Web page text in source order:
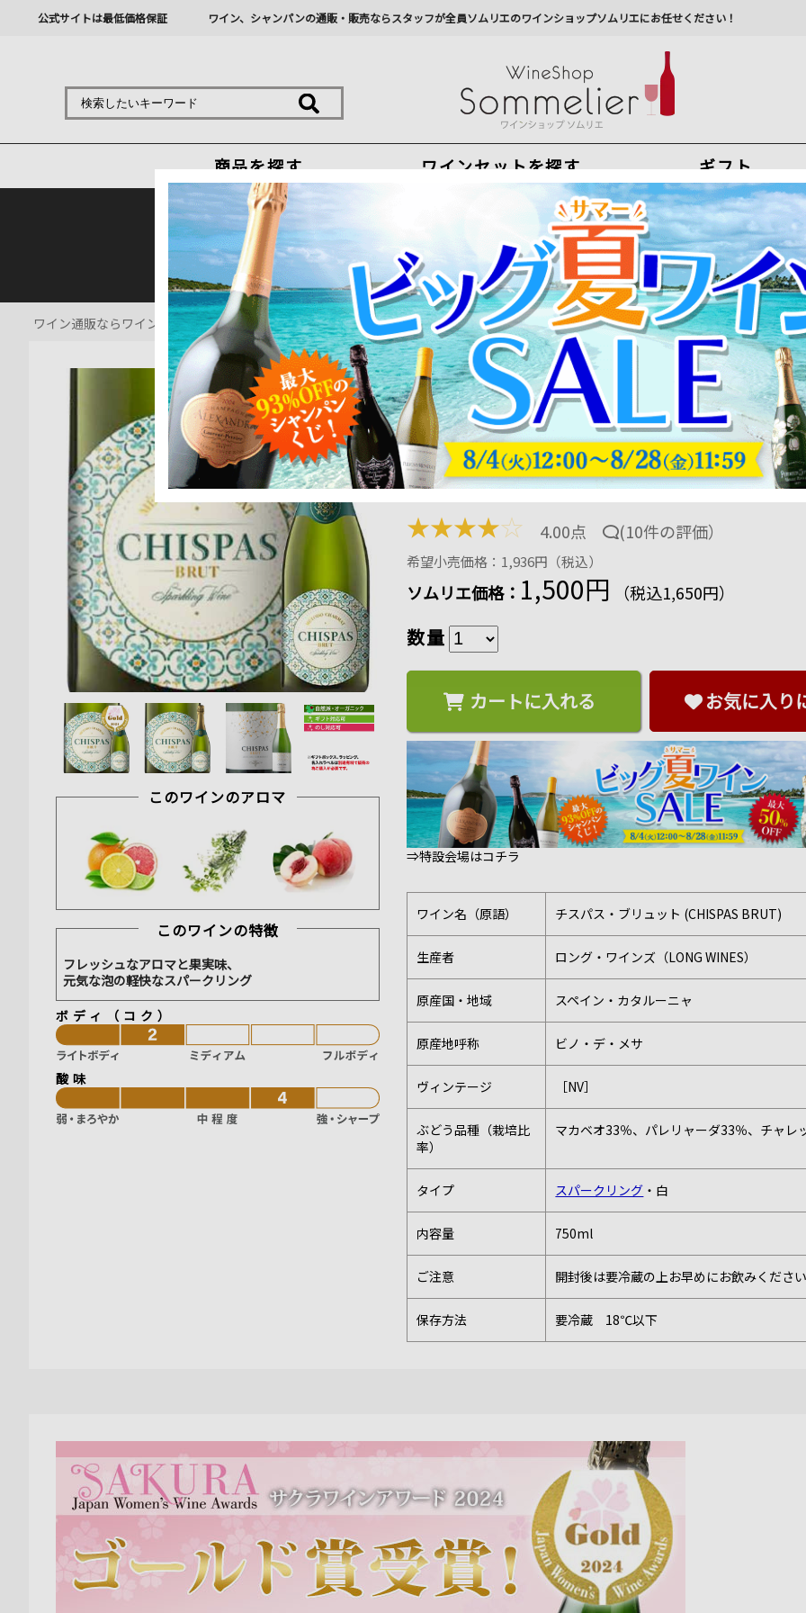
公式サイトは最低価格保証 ワイン、シャンパンの通販・販売ならスタッフが全員ソムリエのワインショップソムリエにお任せください！
商品を探す ワインセットを探す ギフト
今から注文で最短8月8日(土)出荷
最新の出荷スケジュールについてはこちらをクリ
熊本地震の影響により九州への配送に遅れが生じております。最新情報は佐川急
ワイン通販ならワインショップソムリエ > シャンパン・スパークリングワイン通販 > チスパス・ブリュット ロング・ワインズ NV ス
このワインのアロマ
このワインの特徴
フレッシュなアロマと果実味、
元気な泡の軽快なスパークリング
ボディ（コク）
酸味
マスターオブワインと100年の名門蔵とのコラボ泡！
チスパス・ブリュット ロング・ワインズ NV ス
ン・白 辛口 750ml
商品番号：2101140001624
15 ポイント進呈 15%OFF
★★★★☆ 4.00点 (10件の評価）
希望小売価格：1,936円（税込）
ソムリエ価格： 1,500円 （税込1,650円）
数量
カートに入れる お気に入り
⇒特設会場はコチラ
ワイン名（原語） チスパス・ブリュット (CHISPAS BRUT)
生産者 ロング・ワインズ（LONG WINES）
原産国・地域 スペイン・カタルーニャ
原産地呼称 ビノ・デ・メサ
ヴィンテージ ［NV］
ぶどう品種（栽培比
率）
マカベオ33％、パレリャーダ33％、チャレ
タイプ スパークリング ・白
内容量 750ml
ご注意 開封後は要冷蔵の上お早めにお飲みくださ
保存方法 要冷蔵 18℃以下